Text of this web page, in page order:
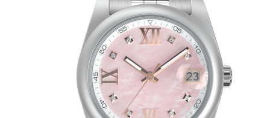
Hello Kitty 小童尼龍錶
98.00
$88.00